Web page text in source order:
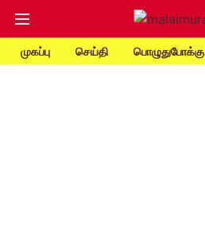
முகப்பு செய்தி பொழுதுபோக்கு